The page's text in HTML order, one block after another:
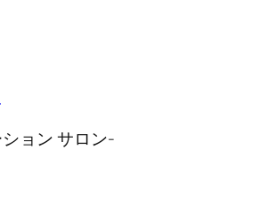
ョン サロン-